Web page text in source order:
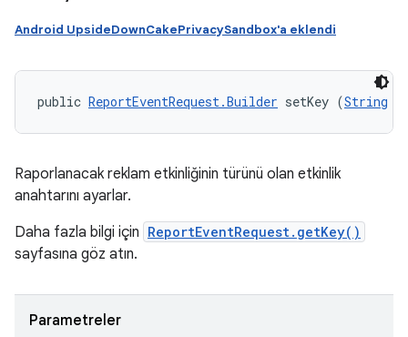
Android UpsideDownCakePrivacySandbox'a eklendi
public ReportEventRequest.Builder setKey (String
Raporlanacak reklam etkinliğinin türünü olan etkinlik
anahtarını ayarlar.
Daha fazla bilgi için ReportEventRequest.getKey()
sayfasına göz atın.
Parametreler